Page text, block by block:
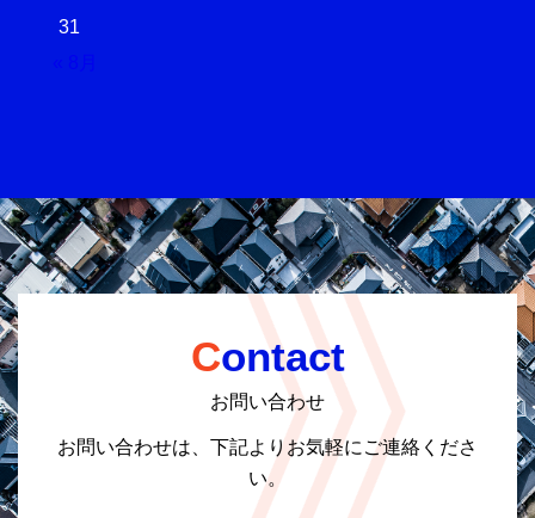
31
Contact
お問い合わせ
お問い合わせは、下記よりお気軽にご連絡くださ
い。